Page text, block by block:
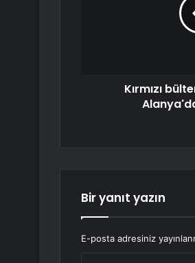
Kırmızı
Bir yanıt yazın
E-posta adresiniz